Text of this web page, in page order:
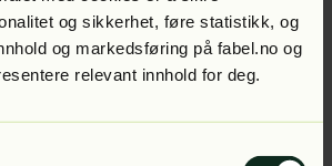
og sikkerhet, føre statistikk, og
og markedsføring på fabel.no og
relevant innhold for deg.